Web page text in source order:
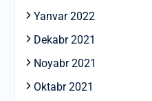
Yanvar 2022
Dekabr 2021
Noyabr 2021
Oktabr 2021